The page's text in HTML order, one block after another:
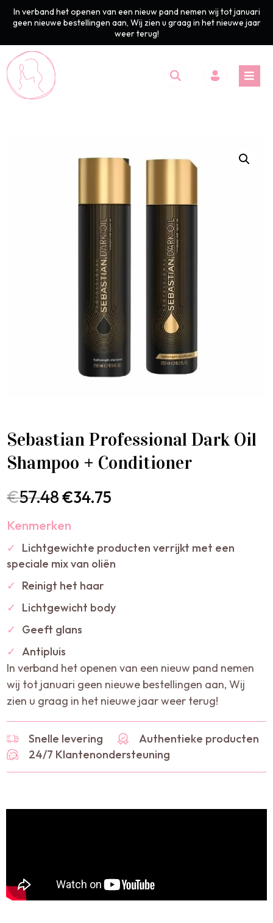
In verband het openen van een nieuw pand nemen wij tot januari
geen nieuwe bestellingen aan, Wij zien u graag in het nieuwe jaar
weer terug!
Sebastian Professional Dark Oil
Shampoo + Conditioner
€57.48€34.75
Kenmerken
✓
Lichtgewichte producten verrijkt met een
speciale mix van oliën
✓
Reinigt het haar
✓
Lichtgewicht body
✓
Geeft glans
✓
Antipluis
In verband het openen van een nieuw pand nemen
wij tot januari geen nieuwe bestellingen aan, Wij
zien u graag in het nieuwe jaar weer terug!
Snelle levering
Authentieke producten
24/7 Klantenondersteuning